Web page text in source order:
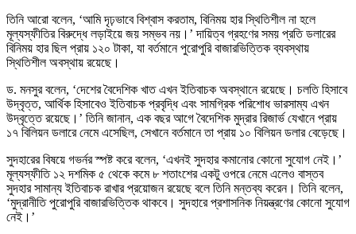
তিনি আরো বলেন, ‘আমি দৃঢ়ভাবে বিশ্বাস করতাম, বিনিময় হার স্থিতিশীল না হলে
মূল্যস্ফীতির বিরুদ্ধে লড়াইয়ে জয় সম্ভব নয়।’ দায়িত্ব গ্রহণের সময় প্রতি ডলারের
বিনিময় হার ছিল প্রায় ১২০ টাকা, যা বর্তমানে পুরোপুরি বাজারভিত্তিক ব্যবস্থায়
স্থিতিশীল অবস্থায় রয়েছে।
ড. মনসুর বলেন, ‘দেশের বৈদেশিক খাত এখন ইতিবাচক অবস্থানে রয়েছে। চলতি হিসাবে
উদ্বৃত্ত, আর্থিক হিসাবেও ইতিবাচক প্রবৃদ্ধি এবং সামগ্রিক পরিশোধ ভারসাম্য এখন
উদ্বৃত্তে রয়েছে।’ তিনি জানান, এক বছর আগে বৈদেশিক মুদ্রার রিজার্ভ যেখানে প্রায়
১৭ বিলিয়ন ডলারে নেমে এসেছিল, সেখানে বর্তমানে তা প্রায় ১০ বিলিয়ন ডলার বেড়েছে।
সুদহারের বিষয়ে গভর্নর স্পষ্ট করে বলেন, ‘এখনই সুদহার কমানোর কোনো সুযোগ নেই।’
মূল্যস্ফীতি ১২ দশমিক ৫ থেকে কমে ৮ শতাংশের একটু ওপরে নেমে এলেও বাস্তব
সুদহার সামান্য ইতিবাচক রাখার প্রয়োজন রয়েছে বলে তিনি মন্তব্য করেন। তিনি বলেন,
‘মুদ্রানীতি পুরোপুরি বাজারভিত্তিক থাকবে। সুদহারে প্রশাসনিক নিয়ন্ত্রণের কোনো সুযোগ
নেই।’